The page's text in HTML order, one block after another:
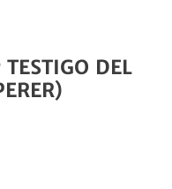
DEL